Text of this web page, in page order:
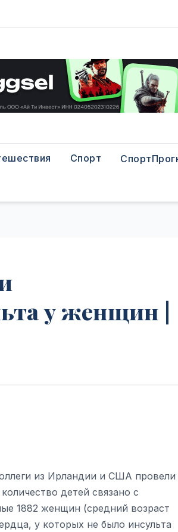
Спорт
у женщин |
из Ирландии и США провели
детей связано с
1882 женщин (средний возраст
у которых не было инсульта